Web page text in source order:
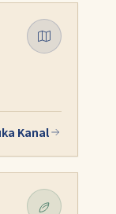
Kanal